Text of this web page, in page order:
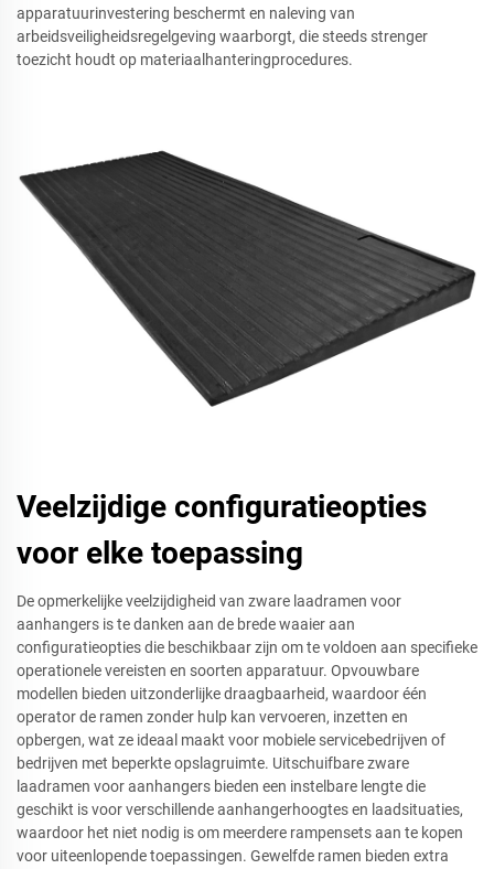
apparatuurinvestering beschermt en naleving van
arbeidsveiligheidsregelgeving waarborgt, die steeds strenger
toezicht houdt op materiaalhanteringprocedures.
Veelzijdige configuratieopties
voor elke toepassing
De opmerkelijke veelzijdigheid van zware laadramen voor
aanhangers is te danken aan de brede waaier aan
configuratieopties die beschikbaar zijn om te voldoen aan specifieke
operationele vereisten en soorten apparatuur. Opvouwbare
modellen bieden uitzonderlijke draagbaarheid, waardoor één
operator de ramen zonder hulp kan vervoeren, inzetten en
opbergen, wat ze ideaal maakt voor mobiele servicebedrijven of
bedrijven met beperkte opslagruimte. Uitschuifbare zware
laadramen voor aanhangers bieden een instelbare lengte die
geschikt is voor verschillende aanhangerhoogtes en laadsituaties,
waardoor het niet nodig is om meerdere rampensets aan te kopen
voor uiteenlopende toepassingen. Gewelfde ramen bieden extra